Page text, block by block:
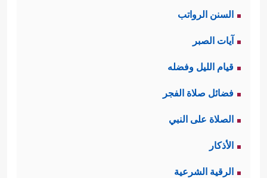
السنن الرواتب
آيات الصبر
قيام الليل وفضله
فضائل صلاة الفجر
الصلاة على النبي
الأذكار
الرقية الشرعية